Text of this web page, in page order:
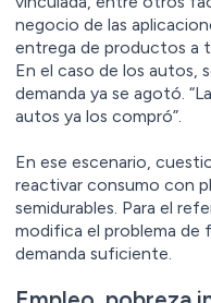
negocio de las
entrega de productos a
En el caso de los autos,
demanda ya se agotó.
autos ya los compró”.
En ese escenario,
reactivar consumo con
semidurables. Para el
modifica el problema de
demanda suficiente.